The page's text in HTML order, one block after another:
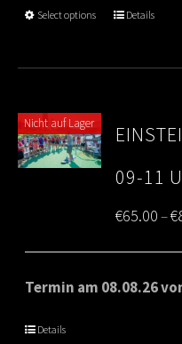
Select options Details
Nicht auf Lager
09-11
€65.00–€
Termin am 08.08.26
Details